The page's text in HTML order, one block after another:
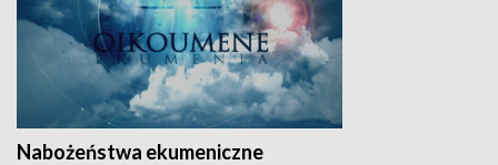
Nabożeństwa ekumeniczne